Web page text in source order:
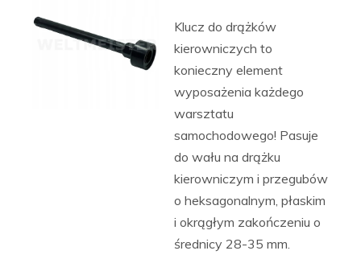
Klucz do drążków
kierowniczych to
konieczny element
wyposażenia każdego
warsztatu
samochodowego! Pasuje
do wału na drążku
kierowniczym i przegubów
o heksagonalnym, płaskim
i okrągłym zakończeniu o
średnicy 28-35 mm.